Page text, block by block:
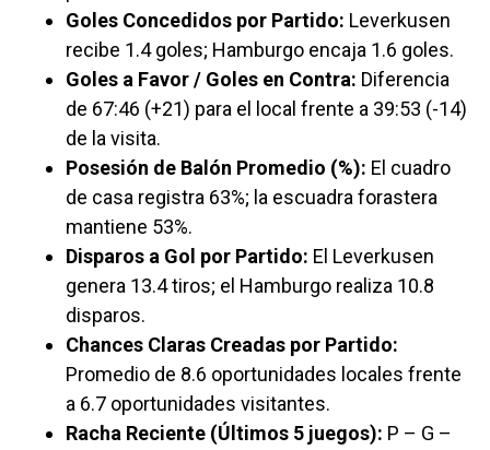
Goles Concedidos por Partido: Leverkusen
recibe 1.4 goles; Hamburgo encaja 1.6 goles.
Goles a Favor / Goles en Contra: Diferencia
de 67:46 (+21) para el local frente a 39:53 (-14)
de la visita.
Posesión de Balón Promedio (%): El cuadro
de casa registra 63%; la escuadra forastera
mantiene 53%.
Disparos a Gol por Partido: El Leverkusen
genera 13.4 tiros; el Hamburgo realiza 10.8
disparos.
Chances Claras Creadas por Partido:
Promedio de 8.6 oportunidades locales frente
a 6.7 oportunidades visitantes.
Racha Reciente (Últimos 5 juegos): P – G –